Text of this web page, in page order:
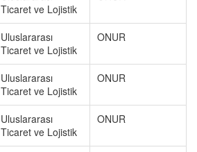
Ticaret ve Lojistik
Uluslararası
Ticaret ve Lojistik
ONUR
Uluslararası
Ticaret ve Lojistik
ONUR
Uluslararası
Ticaret ve Lojistik
ONUR